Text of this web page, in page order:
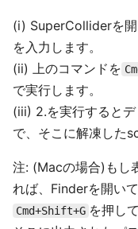
(i) SuperColliderを開
を入力します。
(ii) 上のコマンドを
で実行します。
(iii) 2.を実行すると
で、そこに解凍した
注: (Macの場合)もし
れば、Finderを開いて
Cmd+Shift+G を押し